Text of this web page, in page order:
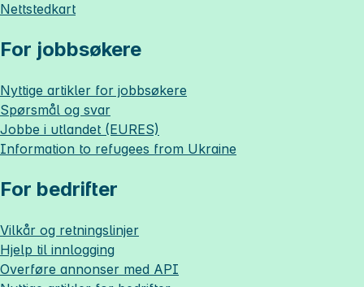
Nettstedkart
For jobbsøkere
Nyttige artikler for jobbsøkere
Spørsmål og svar
Jobbe i utlandet (EURES)
Information to refugees from Ukraine
For bedrifter
Vilkår og retningslinjer
Hjelp til innlogging
Overføre annonser med API